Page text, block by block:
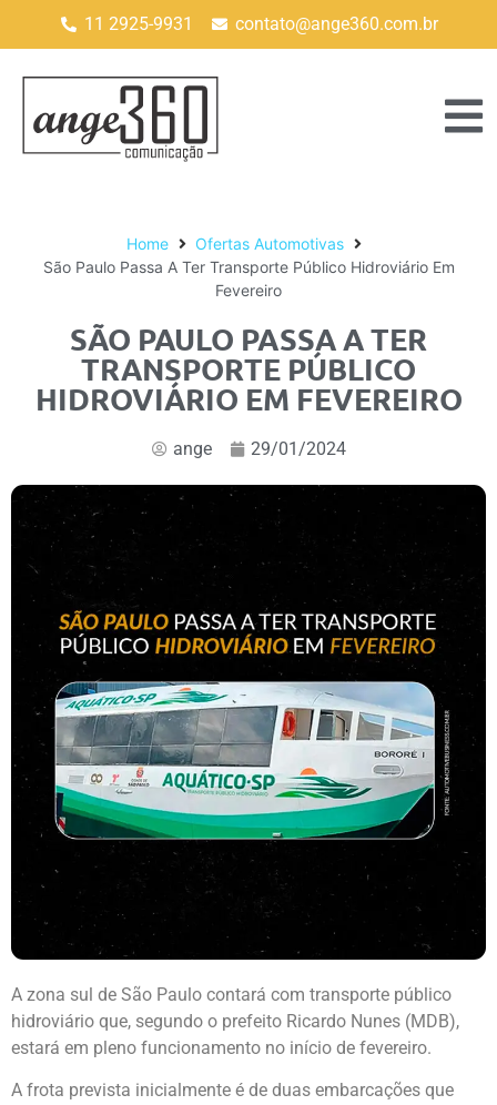
11 2925-9931 contato@ange360.com.br
Home
Ofertas Automotivas
São Paulo Passa A Ter Transporte Público Hidroviário Em
Fevereiro
SÃO PAULO PASSA A TER
TRANSPORTE PÚBLICO
HIDROVIÁRIO EM FEVEREIRO
ange 29/01/2024
A zona sul de São Paulo contará com transporte público
hidroviário que, segundo o prefeito Ricardo Nunes (MDB),
estará em pleno funcionamento no início de fevereiro.
A frota prevista inicialmente é de duas embarcações que